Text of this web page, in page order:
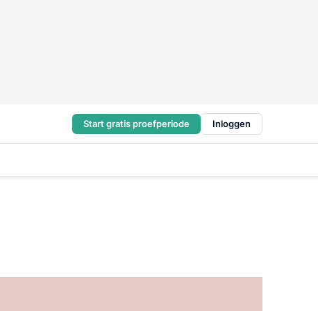
Start gratis proefperiode Inloggen